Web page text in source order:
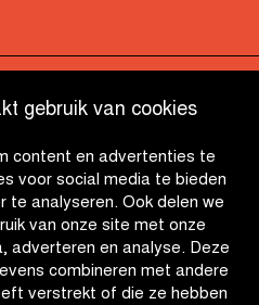
gebruik van cookies
content en advertenties te
voor social media te bieden
te analyseren. Ook delen we
van onze site met onze
adverteren en analyse. Deze
combineren met andere
verstrekt of die ze hebben